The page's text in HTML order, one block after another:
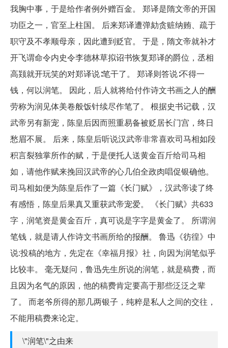
我胸中事，于是给作者例外赠百金。 郑译是隋文帝的开国
功臣之一，官至上柱国。 后来郑译遭弹劾贪赃纳贿、疏于
职守及不孝顺母亲，因此遭到贬官。 于是，隋文帝就补才
开飞谓命令内史令李德林草拟诏书恢复郑译的爵位，丞相
高颎就开玩笑的对郑译说∶笔干了。 郑译则答说∶不得一
钱，何以润笔。 因此，后人就将给付作诗文书画之人的酬
劳称为润见体美卷般饭针续尽作笔了。 根据史书记载，汉
武帝另有新宠，陈皇后因而照重易备被贬居长门宫，终日
愁眉不展。 后来，陈皇后听说汉武帝非常喜欢司马相如段
积言裂独掌所作的赋，于是便托人送黄金百斤给司马相
如，请他作赋来挽回汉武帝的心几伯全政肉唱促银确他。
司马相如便为陈皇后作了一篇《长门赋》，汉武帝读了终
有感悟，陈皇后果真又重获武帝宠爱。 《长门赋》共633
字，润笔资是黄金百斤，真可说是字字是黄金了。 所谓润
笔钱，就是请人作诗文书画所给的报酬。 鲁迅《彷徨》中
说:投稿的地方，先定在《幸福月报》社，向因为润笔似乎
比较丰。 毫无疑问，鲁迅先生所说的润笔，就是稿费，而
且因为名气的原因，他的稿费肯定要高于那些泛泛之辈
了。 而老爷所得的那几两银子，纯粹是私人之间的交往，
不能用稿费来论定。
\"润笔\"之由来